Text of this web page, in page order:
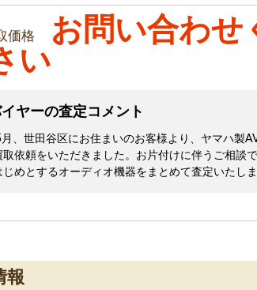
格
お問い合わせ
い
ヤーの査定コメント
、世田谷区にお住まいのお客様より、ヤマハ製
取依頼をいただきました。お片付けに伴うご相談
じめとするオーディオ機器をまとめて査定いたしま
報